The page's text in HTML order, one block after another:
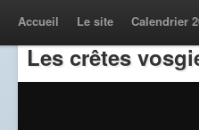
Accueil Le site Calendrier
Les crêtes